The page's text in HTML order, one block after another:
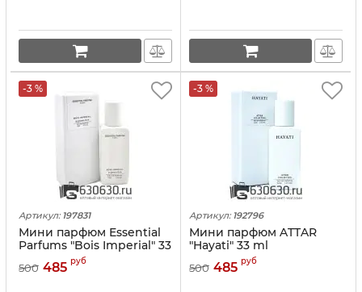
-3 %
Артикул: 197831
Мини парфюм Essential
Parfums "Bois Imperial" 33
500 485 руб
-3 %
Артикул: 192796
Мини парфюм ATTAR
"Hayati" 33 ml
500 485 руб